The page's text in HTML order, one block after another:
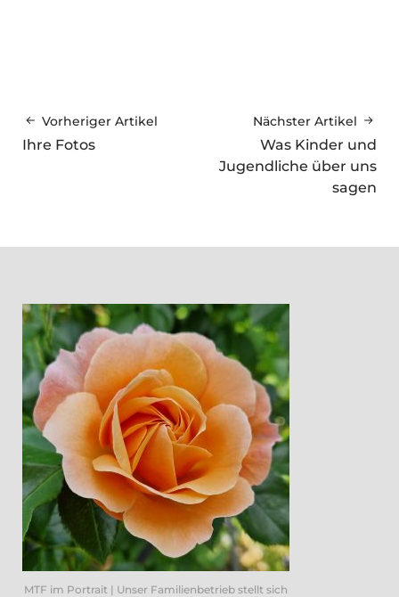
Vorheriger Artikel
Ihre Fotos
Nächster Artikel
Was Kinder und
Jugendliche über uns
sagen
MTF im Portrait | Unser Familienbetrieb stellt sich